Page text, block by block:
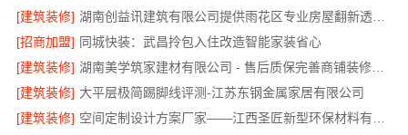
[建筑装修]
湖南创益讯建筑有限公司提供雨花区专业房屋翻新透明化施工
[招商加盟] 同城快装：武昌拎包入住改造智能家装省心
[建筑装修]
湖南美学筑家建材有限公司 - 售后质保完善商铺装修值得信赖
[建筑装修] 大平层极简踢脚线评测-江苏东钢金属家居有限公司
[建筑装修]